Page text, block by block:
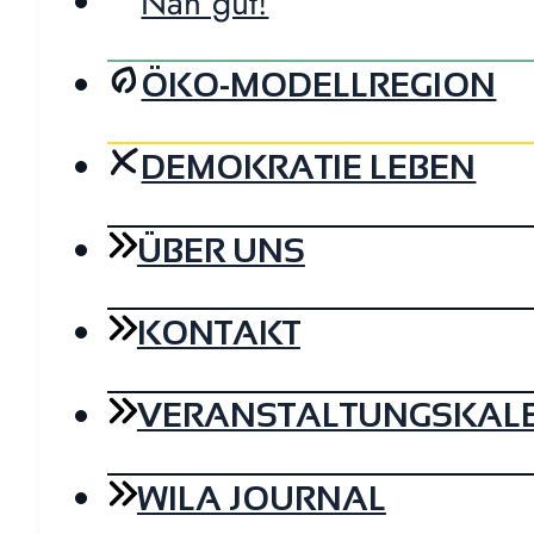
ÖKO-MODELLREGION
DEMOKRATIE LEBEN
ÜBER UNS
KONTAKT
WILA JOURNAL